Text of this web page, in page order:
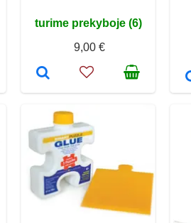
turime prekyboje (6)
9,00 €